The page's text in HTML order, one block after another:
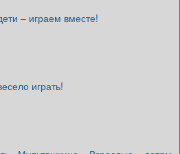
– играем вместе!
играть!